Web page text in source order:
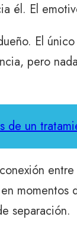
él. El
El
pero
de un
momentos
separación.